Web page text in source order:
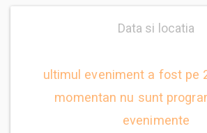
Data si locatia
ultimul eveniment a fost pe
momentan nu sunt
evenimente